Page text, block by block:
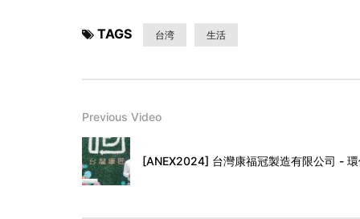
TAGS 台湾 生活
Previous Video
[ANEX2024] 台灣康福冠製造有限公司 -